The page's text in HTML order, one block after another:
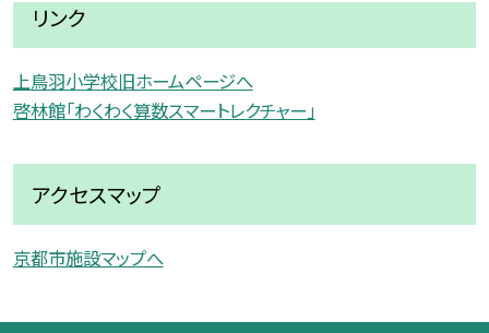
リンク
上鳥羽小学校旧ホームページへ
啓林館「わくわく算数スマートレクチャー」
アクセスマップ
京都市施設マップへ